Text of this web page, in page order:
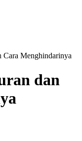
Cara Menghindarinya
dan